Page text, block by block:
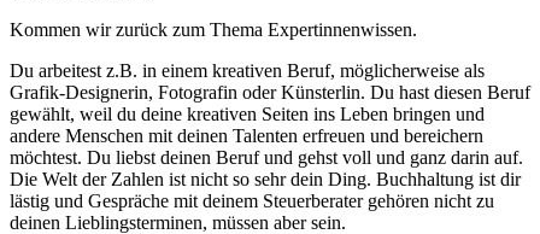
Kommen wir zurück zum Thema Expertinnenwissen.
Du arbeitest z.B. in einem kreativen Beruf, möglicherweise als
Grafik-Designerin, Fotografin oder Künsterlin. Du hast diesen Beruf
gewählt, weil du deine kreativen Seiten ins Leben bringen und
andere Menschen mit deinen Talenten erfreuen und bereichern
möchtest. Du liebst deinen Beruf und gehst voll und ganz darin auf.
Die Welt der Zahlen ist nicht so sehr dein Ding. Buchhaltung ist dir
lästig und Gespräche mit deinem Steuerberater gehören nicht zu
deinen Lieblingsterminen, müssen aber sein.